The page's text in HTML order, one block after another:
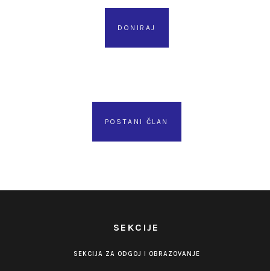
DONIRAJ
POSTANI ČLAN
SEKCIJE
SEKCIJA ZA ODGOJ I OBRAZOVANJE